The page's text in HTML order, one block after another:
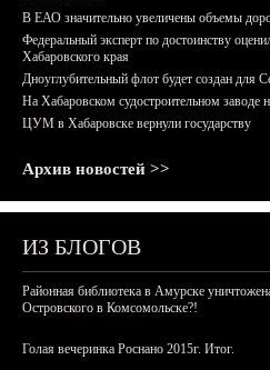
В ЕАО значительно увеличены объемы
Федеральный эксперт по достоинству
Хабаровского края
Дноуглубительный флот будет создан для
На Хабаровском судостроительном заводе
ЦУМ в Хабаровске вернули государству
Архив новостей >>
ИЗ БЛОГОВ
Районная библиотека в Амурске
Островского в Комсомольске?!
Голая вечеринка Роснано 2015г. Итог.